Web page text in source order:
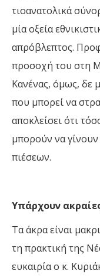
τιοανατολικά
μίαοξεία
απρόβλεπτος.
προσοχή του στη
Κανένας, όμως, δε
που μπορεί να
αποκλείσει ότι
μπορούν να
πιέσεων.
Υπάρχουν
Τα άκρα είναι
τη πρακτική της
ευκαιρία ο κ.